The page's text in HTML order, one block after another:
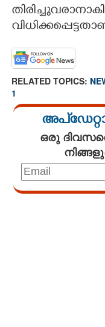
RELATED TOPICS:
1
ഒരു